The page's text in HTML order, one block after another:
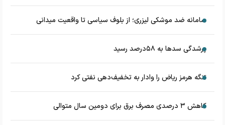
سامانه ضد موشکی لیزری؛ از بلوف سیاسی تا واقعیت میدانی
پرشدگی سدها به ۵۸درصد رسید
تنگه هرمز ریاض را وادار به تخفیف‌دهی نفتی کرد
کاهش ۳ درصدی مصرف برق برای دومین سال متوالی